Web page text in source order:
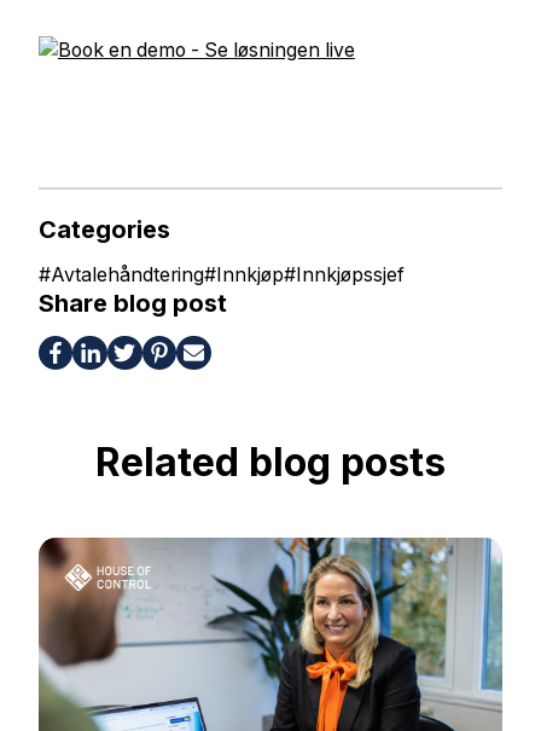
Categories
#Avtalehåndtering#Innkjøp#Innkjøpssjef
Share blog post
Related blog posts